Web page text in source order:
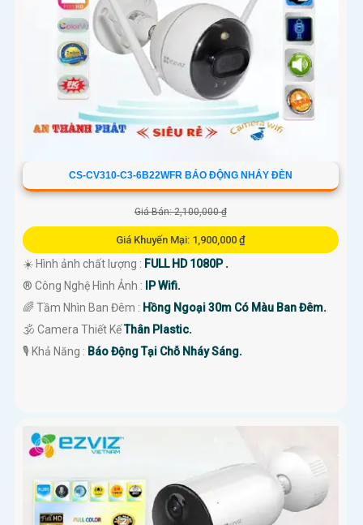
CS-CV310-C3-6B22WFR BÁO ĐỘNG NHÁY ĐÈN
Giá Bán: 2,100,000 ₫
Giá Khuyến Mại: 1,900,000 ₫
☀️ Hình ảnh chất lượng : FULL HD 1080P .
®️ Công Nghệ Hình Ảnh :
IP Wifi.
🌈 Tầm Nhìn Ban Đêm : Hồng Ngoại 30m Có Màu Ban Đêm.
🕉️ Camera Thiết KếThân Plastic.
️🎙 Khả Năng : Báo Động Tại Chỗ Nháy Sáng.